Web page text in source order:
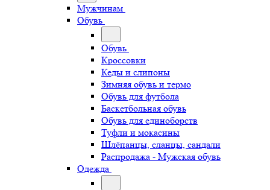
Мужчинам
Обувь
Обувь
Кроссовки
Кеды и слипоны
Зимняя обувь и термо
Обувь для футбола
Баскетбольная обувь
Обувь для единоборств
Туфли и мокасины
Шлёпанцы, сланцы, сандали
Распродажа - Мужская обувь
Одежда